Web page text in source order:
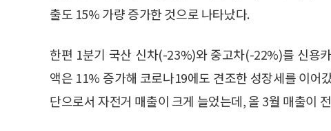
출도 15% 가량 증가한 것으로 나타났다.
한편 1분기 국산 신차(-23%)와 중고차(-22%)를 신용
액은 11% 증가해 코로나19에도 견조한 성장세를 이어
단으로서 자전거 매출이 크게 늘었는데, 올 3월 매출이